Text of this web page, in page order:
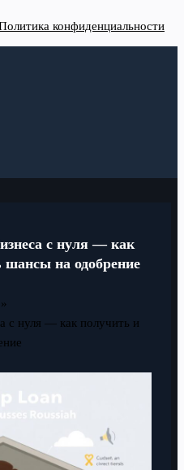
конфиденциальности
с нуля — как
шансы на одобрение
с нуля — как получить и